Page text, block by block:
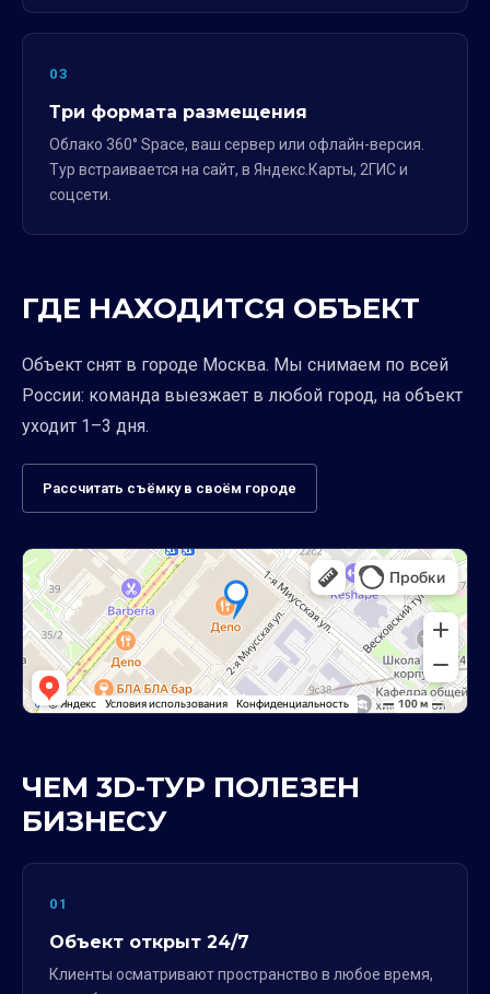
03
Три формата размещения
Облако 360° Space, ваш сервер или офлайн-версия.
Тур встраивается на сайт, в Яндекс.Карты, 2ГИС и
соцсети.
ГДЕ НАХОДИТСЯ ОБЪЕКТ
Объект снят в городе Москва. Мы снимаем по всей
России: команда выезжает в любой город, на объект
уходит 1–3 дня.
Рассчитать съёмку в своём городе
ЧЕМ 3D-ТУР ПОЛЕЗЕН
БИЗНЕСУ
01
Объект открыт 24/7
Клиенты осматривают пространство в любое время,